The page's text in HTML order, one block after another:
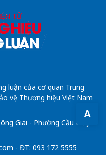
A
luận của cơ quan Trung
vệ Thương hiệu Việt Nam
Giai - Phường Cầu Giấy -
- ĐT: 093 172 5555